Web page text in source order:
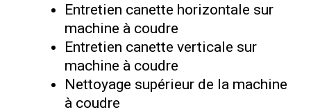
Entretien canette horizontale sur
machine à coudre
Entretien canette verticale sur
machine à coudre
Nettoyage supérieur de la machine
à coudre